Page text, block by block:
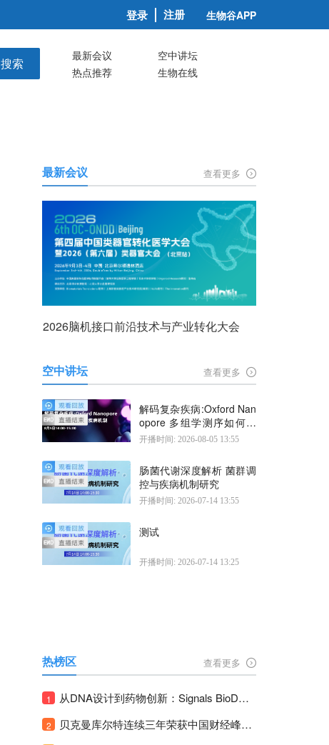
登录 注册 生物谷APP
搜索 最新会议
空中讲坛
热点推荐
生物在线
最新会议 查看更多
2026脑机接口前沿技术与产业转化大会
空中讲坛 查看更多
解码复杂疾病:Oxford Nan
opore 多组学测序如何揭
示疾病机制
开播时间: 2026-08-05 13:55
肠菌代谢深度解析 菌群调
控与疾病机制研究
开播时间: 2026-07-14 13:55
测试
开播时间: 2026-07-14 13:25
热榜区 查看更多
1 从DNA设计到药物创新：Signals BioDesign如何重塑分子生物学研发生态！
2 贝克曼库尔特连续三年荣获中国财经峰会三项大奖！